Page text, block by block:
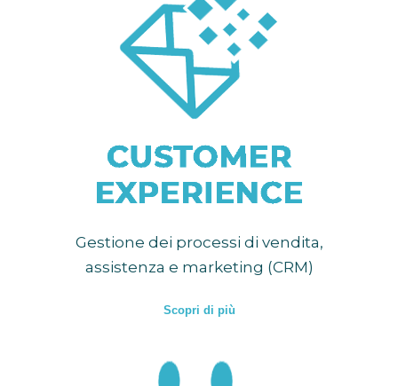
Gestione dei processi di vendita,
assistenza e marketing (CRM)
Scopri di più